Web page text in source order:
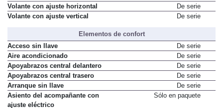
traseras
Volante con ajuste horizontal
De serie
Elementos de confort
Acceso sin llave
De serie
Aire acondicionado
De serie
Apoyabrazos central delantero
De serie
Apoyabrazos central trasero
De serie
Arranque sin llave
De serie
Asiento del acompañante con